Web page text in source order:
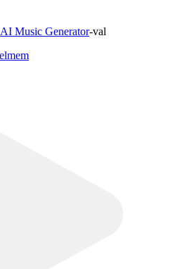
AI Music Generator-val